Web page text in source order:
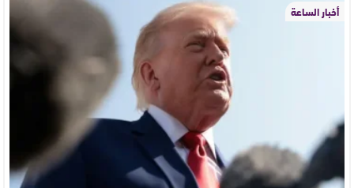
أخبار الساعة